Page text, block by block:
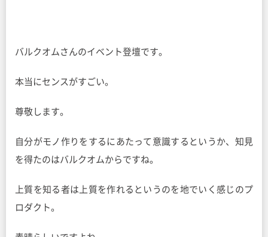
バルクオムさんのイベント登壇です。
本当にセンスがすごい。
尊敬します。
自分がモノ作りをするにあたって意識するというか、知見
を得たのはバルクオムからですね。
上質を知る者は上質を作れるというのを地でいく感じのプ
ロダクト。